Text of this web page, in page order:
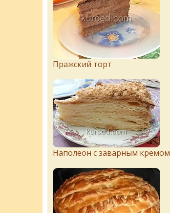
Пражский торт
Наполеон с заварным кремом